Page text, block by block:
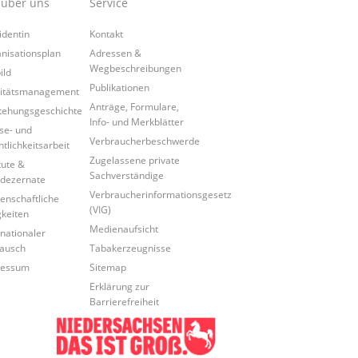
uns
und
&
Service
Kontakt
Adressen &
Wegbeschreibungen
Publikationen
Anträge, Formulare,
Info- und Merkblätter
Verbraucherbeschwerde
Zugelassene private
Sachverständige
Verbraucherinformationsgesetz
(VIG)
Medienaufsicht
Tabakerzeugnisse
Sitemap
Erklärung zur
Barrierefreiheit